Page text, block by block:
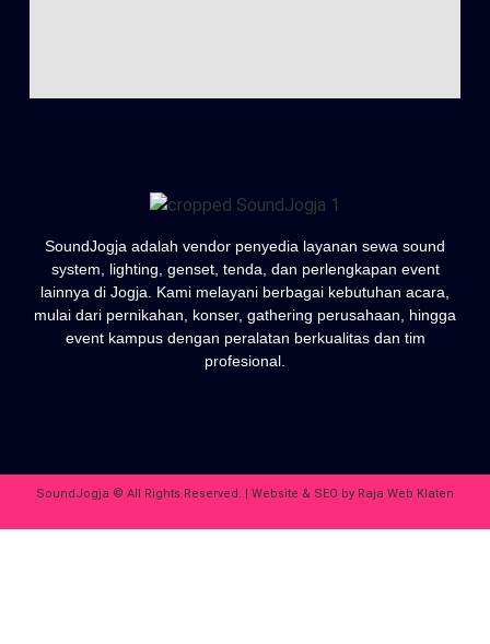
SoundJogja adalah vendor penyedia layanan sewa sound
system, lighting, genset, tenda, dan perlengkapan event
lainnya di Jogja. Kami melayani berbagai kebutuhan acara,
mulai dari pernikahan, konser, gathering perusahaan, hingga
event kampus dengan peralatan berkualitas dan tim
profesional.
SoundJogja © All Rights Reserved. | Website & SEO by Raja Web Klaten